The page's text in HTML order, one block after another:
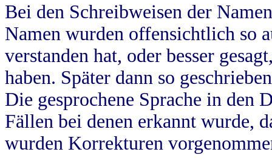
Bei den Schreibweisen der
Namen wurden offensichtlich so
verstanden hat, oder besser
haben. Später dann so
Die gesprochene Sprache in
Fällen bei denen erkannt wurde,
wurden Korrekturen